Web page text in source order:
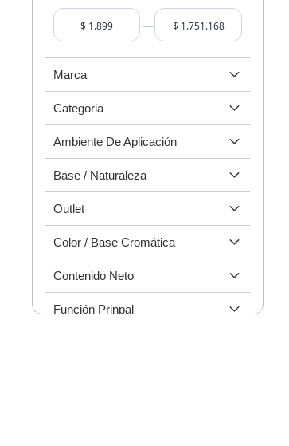
–
Marca
Categoria
Ambiente De Aplicación
Base / Naturaleza
Outlet
Color / Base Cromática
Contenido Neto
Función Prinpal